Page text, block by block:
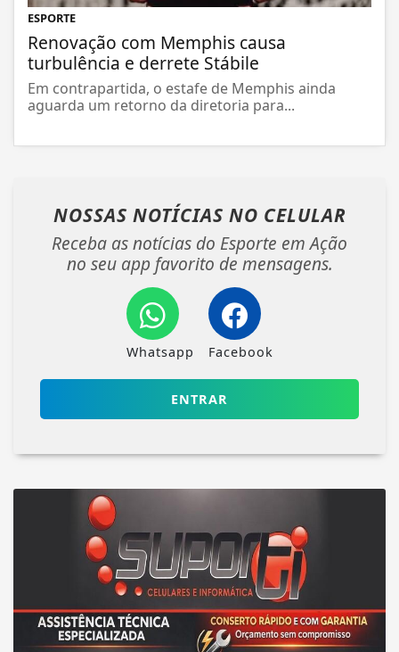
ESPORTE
Renovação com Memphis causa
turbulência e derrete Stábile
Em contrapartida, o estafe de Memphis ainda
aguarda um retorno da diretoria para...
NOSSAS NOTÍCIAS NO CELULAR
Receba as notícias do Esporte em Ação
no seu app favorito de mensagens.
Whatsapp Facebook
ENTRAR